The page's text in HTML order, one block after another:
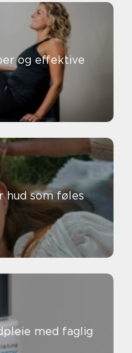
og effektive
hud som føles
med faglig